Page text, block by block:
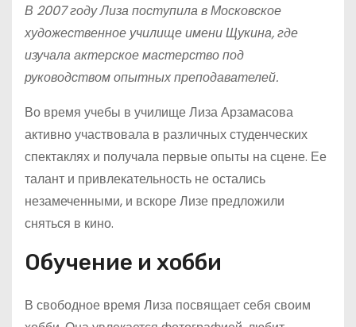
В 2007 году Лиза поступила в Московское
художественное училище имени Щукина, где
изучала актерское мастерство под
руководством опытных преподавателей.
Во время учебы в училище Лиза Арзамасова
активно участвовала в различных студенческих
спектаклях и получала первые опыты на сцене. Ее
талант и привлекательность не остались
незамеченными, и вскоре Лизе предложили
сняться в кино.
Обучение и хобби
В свободное время Лиза посвящает себя своим